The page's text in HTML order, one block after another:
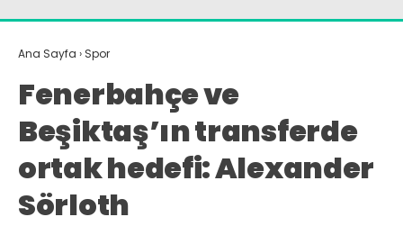
Ana Sayfa › Spor
Fenerbahçe ve
Beşiktaş’ın transferde
ortak hedefi: Alexander
Sörloth